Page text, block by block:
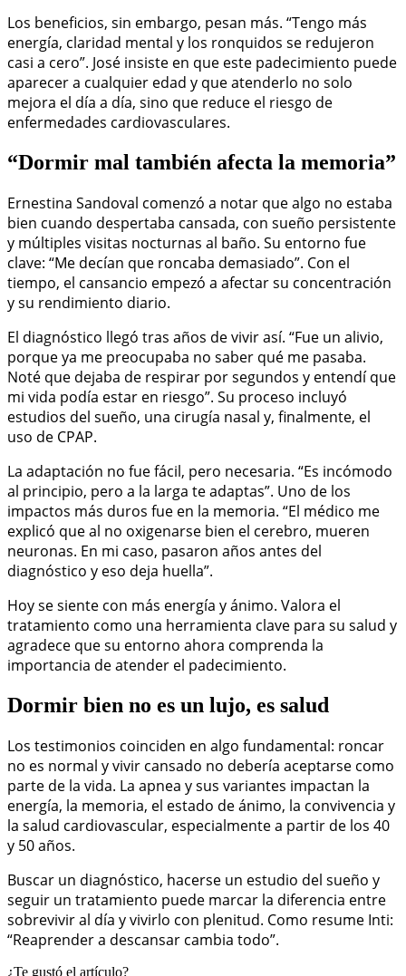
Los beneficios, sin embargo, pesan más. “Tengo más
energía, claridad mental y los ronquidos se redujeron
casi a cero”. José insiste en que este padecimiento puede
aparecer a cualquier edad y que atenderlo no solo
mejora el día a día, sino que reduce el riesgo de
enfermedades cardiovasculares.
“Dormir mal también afecta la memoria”
Ernestina Sandoval comenzó a notar que algo no estaba
bien cuando despertaba cansada, con sueño persistente
y múltiples visitas nocturnas al baño. Su entorno fue
clave: “Me decían que roncaba demasiado”. Con el
tiempo, el cansancio empezó a afectar su concentración
y su rendimiento diario.
El diagnóstico llegó tras años de vivir así. “Fue un alivio,
porque ya me preocupaba no saber qué me pasaba.
Noté que dejaba de respirar por segundos y entendí que
mi vida podía estar en riesgo”. Su proceso incluyó
estudios del sueño, una cirugía nasal y, finalmente, el
uso de CPAP.
La adaptación no fue fácil, pero necesaria. “Es incómodo
al principio, pero a la larga te adaptas”. Uno de los
impactos más duros fue en la memoria. “El médico me
explicó que al no oxigenarse bien el cerebro, mueren
neuronas. En mi caso, pasaron años antes del
diagnóstico y eso deja huella”.
Hoy se siente con más energía y ánimo. Valora el
tratamiento como una herramienta clave para su salud y
agradece que su entorno ahora comprenda la
importancia de atender el padecimiento.
Dormir bien no es un lujo, es salud
Los testimonios coinciden en algo fundamental: roncar
no es normal y vivir cansado no debería aceptarse como
parte de la vida. La apnea y sus variantes impactan la
energía, la memoria, el estado de ánimo, la convivencia y
la salud cardiovascular, especialmente a partir de los 40
y 50 años.
Buscar un diagnóstico, hacerse un estudio del sueño y
seguir un tratamiento puede marcar la diferencia entre
sobrevivir al día y vivirlo con plenitud. Como resume Inti:
“Reaprender a descansar cambia todo”.
¿Te gustó el artículo?